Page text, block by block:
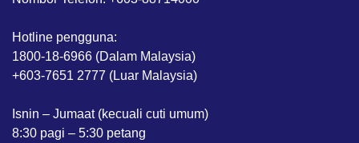
Hotline pengguna:
1800-18-6966 (Dalam Malaysia)
+603-7651 2777 (Luar Malaysia)
Isnin – Jumaat (kecuali cuti umum)
8:30 pagi – 5:30 petang